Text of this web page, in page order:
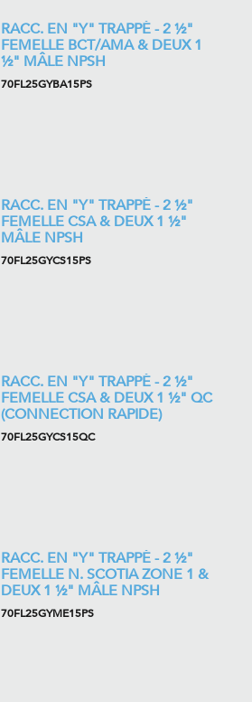
RACC. EN "Y" TRAPPÉ - 2 ½"
FEMELLE BCT/AMA & DEUX 1
½" MÂLE NPSH
70FL25GYBA15PS
RACC. EN "Y" TRAPPÉ - 2 ½"
FEMELLE CSA & DEUX 1 ½"
MÂLE NPSH
70FL25GYCS15PS
RACC. EN "Y" TRAPPÉ - 2 ½"
FEMELLE CSA & DEUX 1 ½" QC
(CONNECTION RAPIDE)
70FL25GYCS15QC
RACC. EN "Y" TRAPPÉ - 2 ½"
FEMELLE N. SCOTIA ZONE 1 &
DEUX 1 ½" MÂLE NPSH
70FL25GYME15PS